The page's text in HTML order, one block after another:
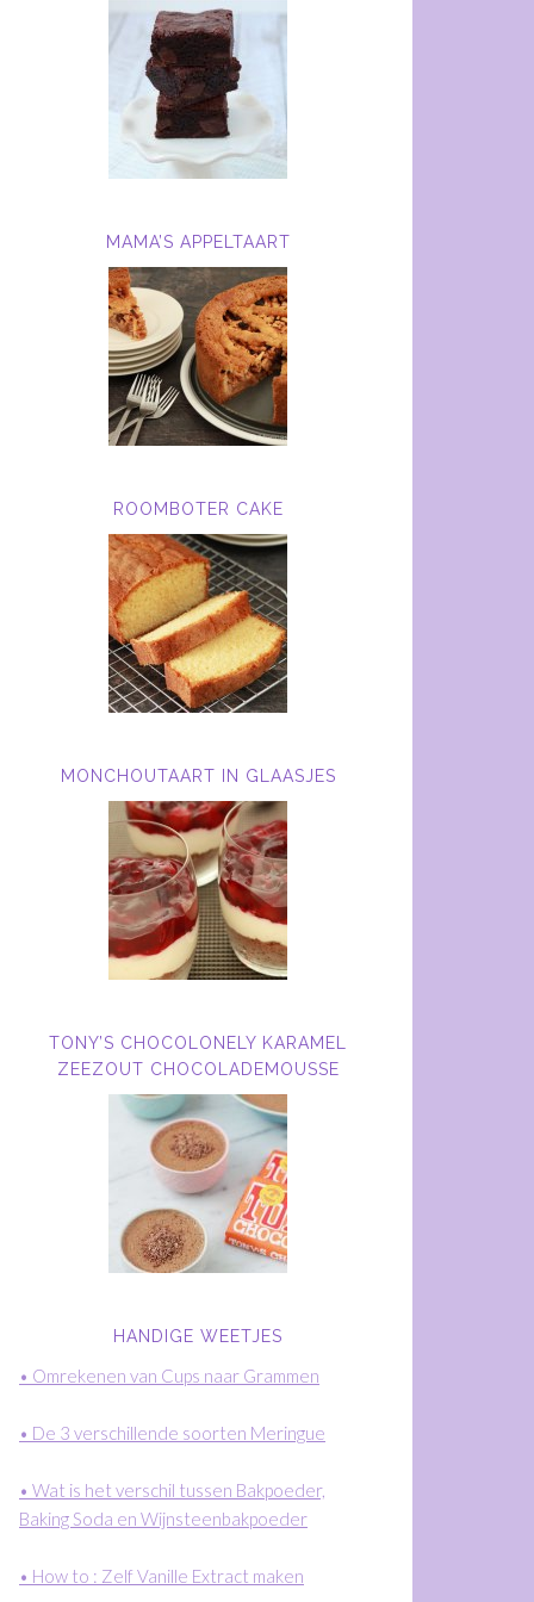
MAMA’S APPELTAART
ROOMBOTER CAKE
MONCHOUTAART IN GLAASJES
TONY’S CHOCOLONELY KARAMEL
ZEEZOUT CHOCOLADEMOUSSE
HANDIGE WEETJES
• Omrekenen van Cups naar Grammen
• De 3 verschillende soorten Meringue
• Wat is het verschil tussen Bakpoeder,
Baking Soda en Wijnsteenbakpoeder
• How to : Zelf Vanille Extract maken